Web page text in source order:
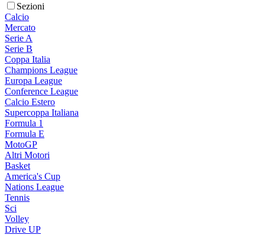
Sezioni
Calcio
Mercato
Serie A
Serie B
Coppa Italia
Champions League
Europa League
Conference League
Calcio Estero
Supercoppa Italiana
Formula 1
Formula E
MotoGP
Altri Motori
Basket
America's Cup
Nations League
Tennis
Sci
Volley
Drive UP